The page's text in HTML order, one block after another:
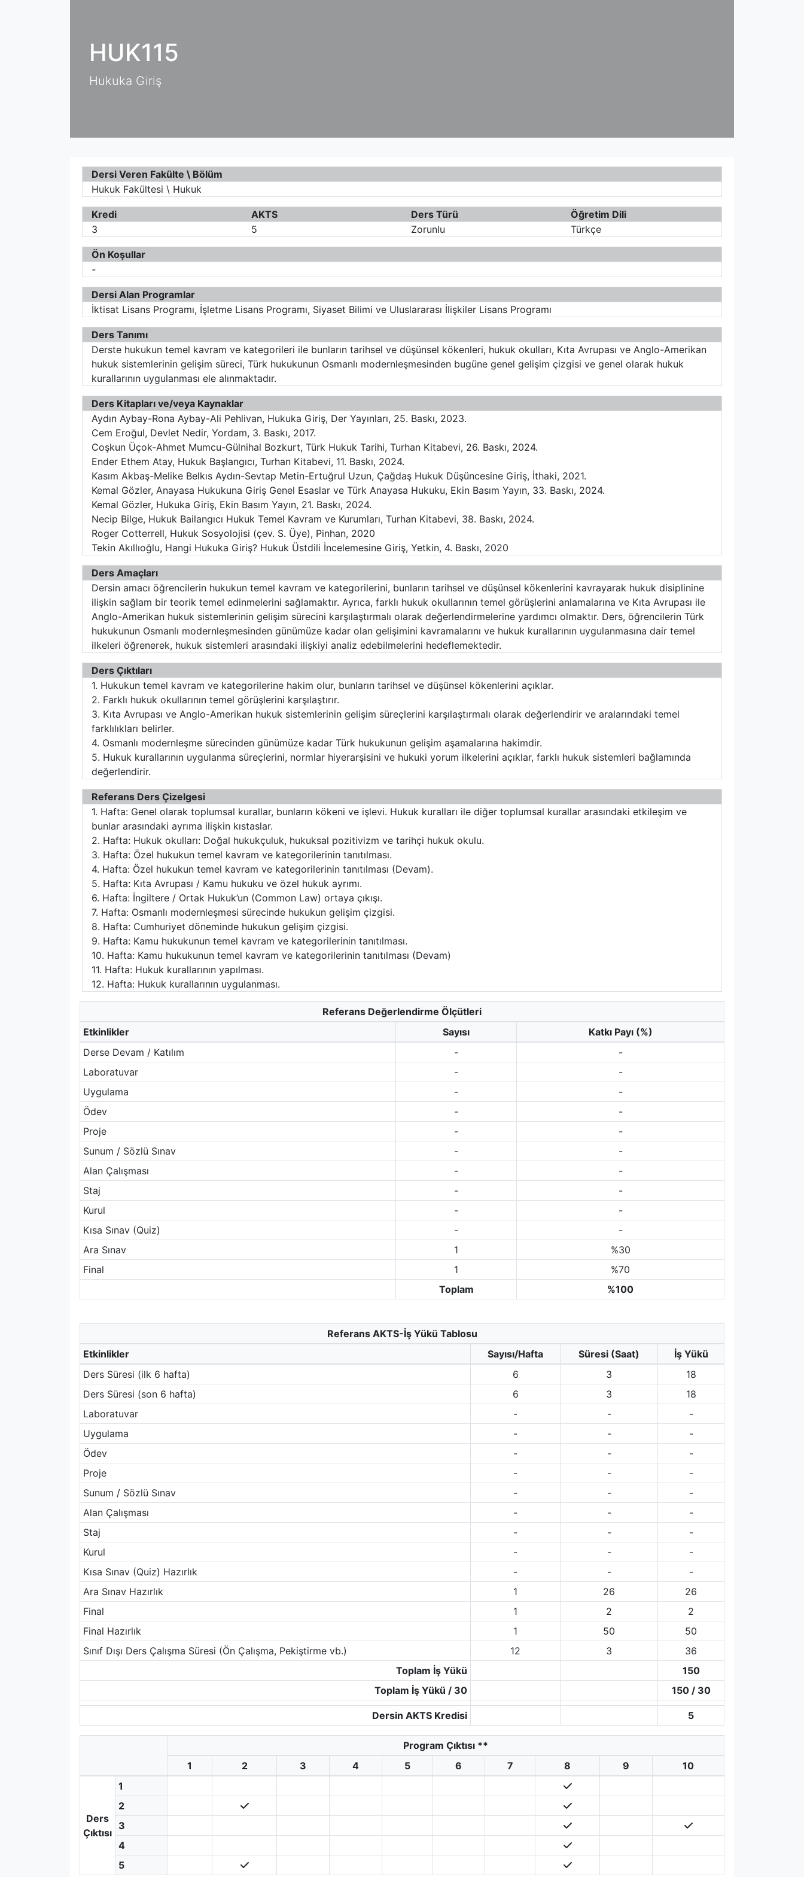
HUK115
Hukuka Giriş
Dersi Veren Fakülte \ Bölüm
Hukuk Fakültesi \ Hukuk
Kredi AKTS Ders Türü
Öğretim Dili
3
5 Zorunlu Türkçe
Ön Koşullar
-
Dersi Alan Programlar
İktisat Lisans Programı, İşletme Lisans Programı, Siyaset Bilimi ve Uluslararası İlişkiler Lisans Programı
Ders Tanımı
Derste hukukun temel kavram ve kategorileri ile bunların tarihsel ve düşünsel kökenleri, hukuk okulları, Kıta Avrupası ve Anglo-Amerikan
hukuk sistemlerinin gelişim süreci, Türk hukukunun Osmanlı modernleşmesinden bugüne genel gelişim çizgisi ve genel olarak hukuk
kurallarının uygulanması ele alınmaktadır.
Ders Kitapları ve/veya Kaynaklar
Aydın Aybay-Rona Aybay-Ali Pehlivan, Hukuka Giriş, Der Yayınları, 25. Baskı, 2023.
Cem Eroğul, Devlet Nedir, Yordam, 3. Baskı, 2017.
Coşkun Üçok-Ahmet Mumcu-Gülnihal Bozkurt, Türk Hukuk Tarihi, Turhan Kitabevi, 26. Baskı, 2024.
Ender Ethem Atay, Hukuk Başlangıcı, Turhan Kitabevi, 11. Baskı, 2024.
Kasım Akbaş-Melike Belkıs Aydın-Sevtap Metin-Ertuğrul Uzun, Çağdaş Hukuk Düşüncesine Giriş, İthaki, 2021.
Kemal Gözler, Anayasa Hukukuna Giriş Genel Esaslar ve Türk Anayasa Hukuku, Ekin Basım Yayın, 33. Baskı, 2024.
Kemal Gözler, Hukuka Giriş, Ekin Basım Yayın, 21. Baskı, 2024.
Necip Bilge, Hukuk Bailangıcı Hukuk Temel Kavram ve Kurumları, Turhan Kitabevi, 38. Baskı, 2024.
Roger Cotterrell, Hukuk Sosyolojisi (çev. S. Üye), Pinhan, 2020
Tekin Akıllıoğlu, Hangi Hukuka Giriş? Hukuk Üstdili İncelemesine Giriş, Yetkin, 4. Baskı, 2020
Ders Amaçları
Dersin amacı öğrencilerin hukukun temel kavram ve kategorilerini, bunların tarihsel ve düşünsel kökenlerini kavrayarak hukuk disiplinine
ilişkin sağlam bir teorik temel edinmelerini sağlamaktır. Ayrıca, farklı hukuk okullarının temel görüşlerini anlamalarına ve Kıta Avrupası ile
Anglo-Amerikan hukuk sistemlerinin gelişim sürecini karşılaştırmalı olarak değerlendirmelerine yardımcı olmaktır. Ders, öğrencilerin Türk
hukukunun Osmanlı modernleşmesinden günümüze kadar olan gelişimini kavramalarını ve hukuk kurallarının uygulanmasına dair temel
ilkeleri öğrenerek, hukuk sistemleri arasındaki ilişkiyi analiz edebilmelerini hedeflemektedir.
Ders Çıktıları
1. Hukukun temel kavram ve kategorilerine hakim olur, bunların tarihsel ve düşünsel kökenlerini açıklar.
2. Farklı hukuk okullarının temel görüşlerini karşılaştırır.
3. Kıta Avrupası ve Anglo-Amerikan hukuk sistemlerinin gelişim süreçlerini karşılaştırmalı olarak değerlendirir ve aralarındaki temel
farklılıkları belirler.
4. Osmanlı modernleşme sürecinden günümüze kadar Türk hukukunun gelişim aşamalarına hakimdir.
5. Hukuk kurallarının uygulanma süreçlerini, normlar hiyerarşisini ve hukuki yorum ilkelerini açıklar, farklı hukuk sistemleri bağlamında
değerlendirir.
Referans Ders Çizelgesi
1. Hafta: Genel olarak toplumsal kurallar, bunların kökeni ve işlevi. Hukuk kuralları ile diğer toplumsal kurallar arasındaki etkileşim ve
bunlar arasındaki ayrıma ilişkin kıstaslar.
2. Hafta: Hukuk okulları: Doğal hukukçuluk, hukuksal pozitivizm ve tarihçi hukuk okulu.
3. Hafta: Özel hukukun temel kavram ve kategorilerinin tanıtılması.
4. Hafta: Özel hukukun temel kavram ve kategorilerinin tanıtılması (Devam).
5. Hafta: Kıta Avrupası / Kamu hukuku ve özel hukuk ayrımı.
6. Hafta: İngiltere / Ortak Hukuk’un (Common Law) ortaya çıkışı.
7. Hafta: Osmanlı modernleşmesi sürecinde hukukun gelişim çizgisi.
8. Hafta: Cumhuriyet döneminde hukukun gelişim çizgisi.
9. Hafta: Kamu hukukunun temel kavram ve kategorilerinin tanıtılması.
10. Hafta: Kamu hukukunun temel kavram ve kategorilerinin tanıtılması (Devam)
11. Hafta: Hukuk kurallarının yapılması.
12. Hafta: Hukuk kurallarının uygulanması.
Referans Değerlendirme Ölçütleri
Etkinlikler
Sayısı
Katkı Payı (%)
Derse Devam / Katılım
-
-
Laboratuvar
-
-
Uygulama
-
-
Ödev
-
-
Proje
-
-
Sunum / Sözlü Sınav
-
-
Alan Çalışması
-
-
Staj
-
-
Kurul
-
-
Kısa Sınav (Quiz)
-
-
Ara Sınav
1
%30
Final
1
%70
Toplam
%100
Referans AKTS-İş Yükü Tablosu
Etkinlikler
Sayısı/Hafta Süresi (Saat)
İş Yükü
Ders Süresi (ilk 6 hafta)
6 3
18
Ders Süresi (son 6 hafta)
6 3
18
Laboratuvar
- -
-
Uygulama
- -
-
Ödev
- -
-
Proje
- -
-
Sunum / Sözlü Sınav
- -
-
Alan Çalışması
- -
-
Staj
- -
-
Kurul
- -
-
Kısa Sınav (Quiz) Hazırlık
- -
-
Ara Sınav Hazırlık
1 26
26
Final
1 2
2
Final Hazırlık
1 50
50
Sınıf Dışı Ders Çalışma Süresi (Ön Çalışma, Pekiştirme vb.)
12 3
36
Toplam İş Yükü
150
Toplam İş Yükü / 30
150 / 30
Dersin AKTS Kredisi 5
Program Çıktısı **
1
2 3 4 5 6 7 8 9 10
Ders
Çıktısı
1
2
3
4
5